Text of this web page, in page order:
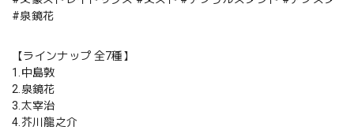
#泉鏡花
【ラインナップ 全7種】
1.中島敦
2.泉鏡花
3.太宰治
4.芥川龍之介